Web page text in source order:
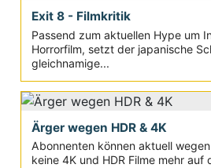
Exit 8 - Filmkritik
Passend zum aktuellen Hype um
Horrorfilm, setzt der japanische
gleichnamige...
Ärger wegen HDR & 4K
Abonnenten können aktuell
keine 4K und HDR Filme mehr auf